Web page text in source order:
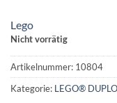
Lego
Nicht vorrätig
Artikelnummer: 10804
Kategorie: LEGO®